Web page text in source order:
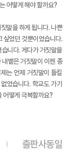
어떻게 해야 할까요?
말을 하게 됩니다. 나쁜
싶었던 것뿐이었습니다.
니다. 게다가 거짓말을
뱉은 거짓말이 이젠 종
는 언제 거짓말이 들킬
었습니다. 학교도 가기
어떻게 극복할까요?
출판사동일